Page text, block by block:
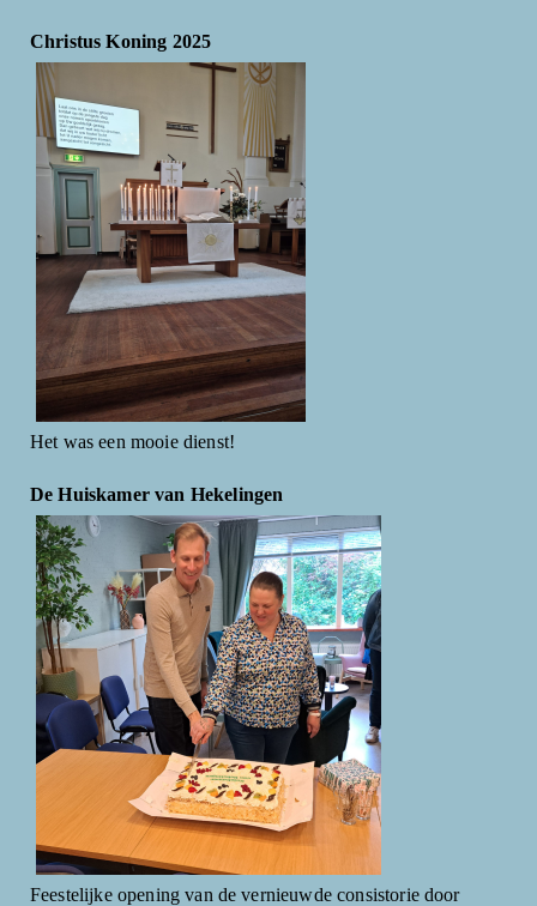
Christus Koning 2025
Het was een mooie dienst!
De Huiskamer van Hekelingen
Feestelijke opening van de vernieuwde consistorie door